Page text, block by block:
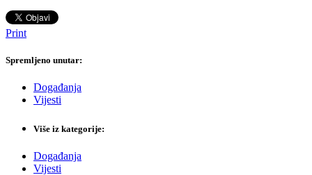
Print
Spremljeno unutar:
Događanja
Vijesti
Više iz kategorije:
Događanja
Vijesti